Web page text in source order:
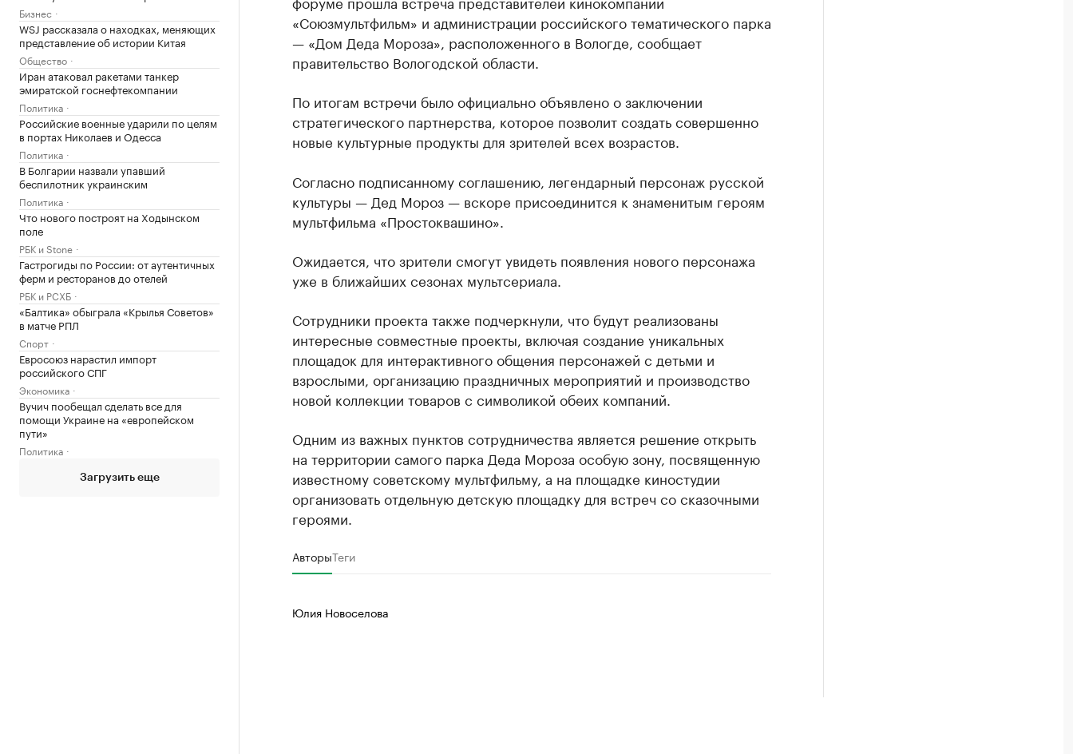
Бизнес
WSJ рассказала о находках, меняющих
представление об истории Китая
Общество
Иран атаковал ракетами танкер
эмиратской госнефтекомпании
Политика
Российские военные ударили по целям
в портах Николаев и Одесса
Политика
В Болгарии назвали упавший
беспилотник украинским
Политика
Что нового построят на Ходынском
поле
РБК и Stone
Гастрогиды по России: от аутентичных
ферм и ресторанов до отелей
РБК и РСХБ
«Балтика» обыграла «Крылья Советов»
в матче РПЛ
Спорт
Евросоюз нарастил импорт
российского СПГ
Экономика
Вучич пообещал сделать все для
помощи Украине на «европейском
пути»
Политика
Загрузить еще
«Союзмультфильм» и администрации российского тематического парка
— «Дом Деда Мороза», расположенного в Вологде, сообщает
правительство Вологодской области.
По итогам встречи было официально объявлено о заключении
стратегического партнерства, которое позволит создать совершенно
новые культурные продукты для зрителей всех возрастов.
Согласно подписанному соглашению, легендарный персонаж русской
культуры — Дед Мороз — вскоре присоединится к знаменитым героям
мультфильма «Простоквашино».
Ожидается, что зрители смогут увидеть появления нового персонажа
уже в ближайших сезонах мультсериала.
Сотрудники проекта также подчеркнули, что будут реализованы
интересные совместные проекты, включая создание уникальных
площадок для интерактивного общения персонажей с детьми и
взрослыми, организацию праздничных мероприятий и производство
новой коллекции товаров с символикой обеих компаний.
Одним из важных пунктов сотрудничества является решение открыть
на территории самого парка Деда Мороза особую зону, посвященную
известному советскому мультфильму, а на площадке киностудии
организовать отдельную детскую площадку для встреч со сказочными
героями.
АвторыТеги
Юлия Новоселова